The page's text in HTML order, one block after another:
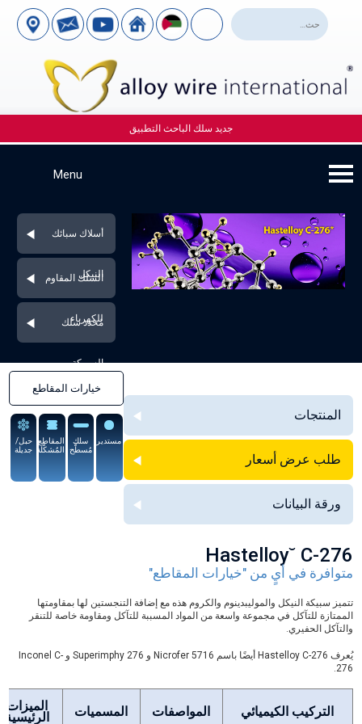
جديد سلك الباحث التطبيق
أسلاك سبائك
النيكل
السلك المقاوم
للكهرباء
مُحدد سلك
السبيكة
المنتجات
طلب عرض أسعار
ورقة البيانات
خيارات المقاطع
مستدير
سلك
مُسطَّح
المقاطع
المُشكَّلة
حبل/
جديلة
Hastelloy˘ C-276
متوافرة في أيٍ من "خيارات المقاطع"
تتميز سبيكة النيكل والموليبدينوم والكروم هذه مع إضافة التنجستين لها بمقاومتها
الممتازة للتآكل في مجموعة واسعة من المواد المسببة للتآكل ومقاومة خاصة للتنقر
والتآكل الحفيري.
يُعرف Hastelloy C-276 أيضًا باسم Nicrofer 5716 و Superimphy 276 و Inconel C-
276.
التركيب الكيميائي المواصفات المسميات الميزات
الرئيسية